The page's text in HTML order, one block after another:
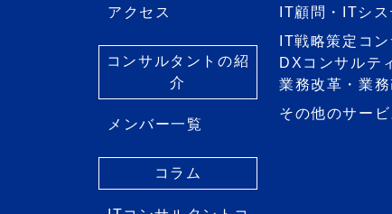
アクセス
コンサルタントの紹
介
メンバー一覧
コラム
IT顧問・ITシ
IT戦略策定コ
DXコンサルテ
業務改革・業
その他のサービ